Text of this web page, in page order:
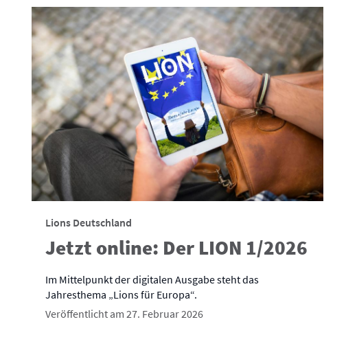
Lions Deutschland
Jetzt online: Der LION 1/2026
Im Mittelpunkt der digitalen Ausgabe steht das
Jahresthema „Lions für Europa“.
Veröffentlicht am 27. Februar 2026